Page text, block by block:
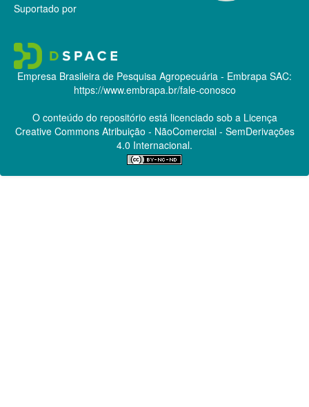
Suportado por
Empresa Brasileira de Pesquisa Agropecuária - Embrapa SAC:
https://www.embrapa.br/fale-conosco
O conteúdo do repositório está licenciado sob a Licença
Creative CommonsAtribuição - NãoComercial - SemDerivações
4.0 Internacional.